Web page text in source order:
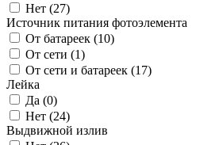
Нет (27)
Источник питания фотоэлемента
От батареек (10)
От сети (1)
От сети и батареек (17)
Лейка
Да (0)
Нет (24)
Выдвижной излив